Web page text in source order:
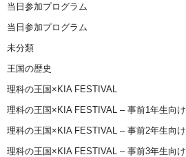
当日参加プログラム
当日参加プログラム
未分類
王国の歴史
理科の王国×KIA FESTIVAL
理科の王国×KIA FESTIVAL – 事前1年生向け
理科の王国×KIA FESTIVAL – 事前2年生向け
理科の王国×KIA FESTIVAL – 事前3年生向け